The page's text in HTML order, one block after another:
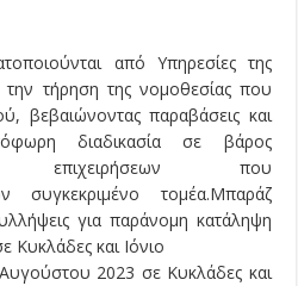
από Υπηρεσίες της
την τήρηση της νομοθεσίας που
βεβαιώνοντας παραβάσεις και
διαδικασία σε βάρος
επιχειρήσεων που
συγκεκριμένο τομέα.Μπαράζ
για παράνομη κατάληψη
Κυκλάδες και Ιόνιο
2023 σε Κυκλάδες και